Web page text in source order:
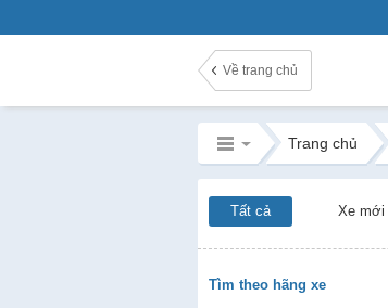
Về trang chủ
Trang chủ
Tất cả Xe mới
Tìm theo hãng xe